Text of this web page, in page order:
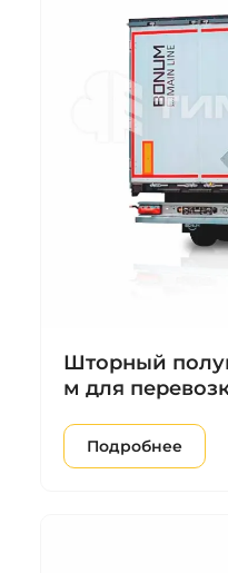
Шторный
м для
Подробнее